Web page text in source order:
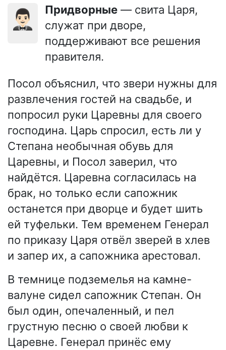
🤵🏻‍♂️ Придворные — свита Царя,
служат при дворе,
поддерживают все решения
правителя.
Посол объяснил, что звери нужны для
развлечения гостей на свадьбе, и
попросил руки Царевны для своего
господина. Царь спросил, есть ли у
Степана необычная обувь для
Царевны, и Посол заверил, что
найдётся. Царевна согласилась на
брак, но только если сапожник
останется при дворце и будет шить
ей туфельки. Тем временем Генерал
по приказу Царя отвёл зверей в хлев
и запер их, а сапожника арестовал.
В темнице подземелья на камне-
валуне сидел сапожник Степан. Он
был один, опечаленный, и пел
грустную песню о своей любви к
Царевне. Генерал принёс ему